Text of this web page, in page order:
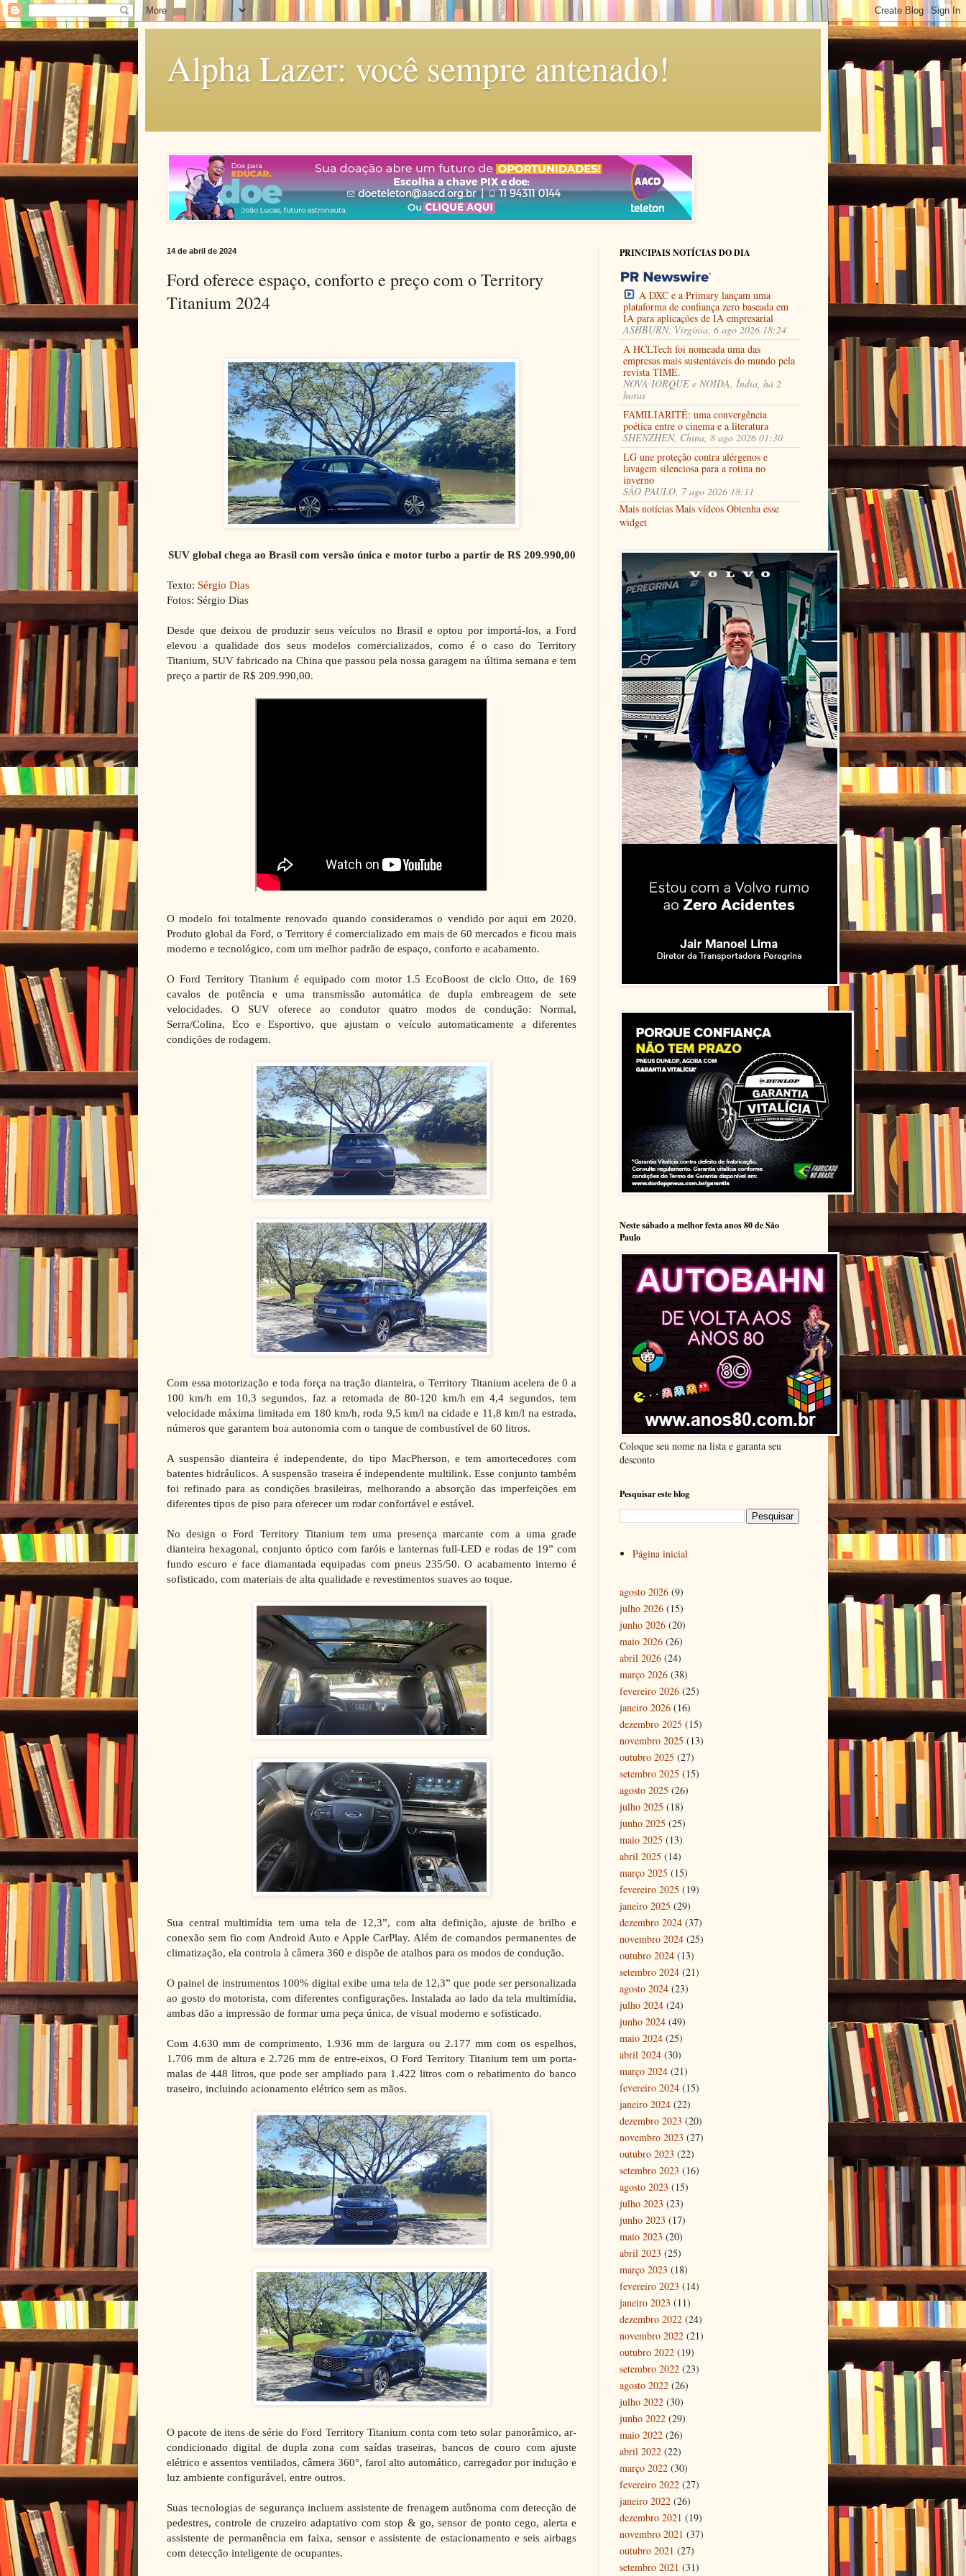
Alpha Lazer: você sempre antenado!
14 de abril de 2024
Ford oferece espaço, conforto e preço com o Territory
Titanium 2024
SUV global chega ao Brasil com versão única e motor turbo a partir de R$ 209.990,00
Texto: Sérgio Dias
Fotos: Sérgio Dias
Desde que deixou de produzir seus veículos no Brasil e optou por importá-los, a Ford
elevou a qualidade dos seus modelos comercializados, como é o caso do Territory
Titanium, SUV fabricado na China que passou pela nossa garagem na última semana e tem
preço a partir de R$ 209.990,00.
O modelo foi totalmente renovado quando consideramos o vendido por aqui em 2020.
Produto global da Ford, o Territory é comercializado em mais de 60 mercados e ficou mais
moderno e tecnológico, com um melhor padrão de espaço, conforto e acabamento.
O Ford Territory Titanium é equipado com motor 1.5 EcoBoost de ciclo Otto, de 169
cavalos de potência e uma transmissão automática de dupla embreagem de sete
velocidades. O SUV oferece ao condutor quatro modos de condução: Normal,
Serra/Colina, Eco e Esportivo, que ajustam o veículo automaticamente a diferentes
condições de rodagem.
Com essa motorização e toda força na tração dianteira, o Territory Titanium acelera de 0 a
100 km/h em 10,3 segundos, faz a retomada de 80-120 km/h em 4,4 segundos, tem
velocidade máxima limitada em 180 km/h, roda 9,5 km/l na cidade e 11,8 km/l na estrada,
números que garantem boa autonomia com o tanque de combustível de 60 litros.
A suspensão dianteira é independente, do tipo MacPherson, e tem amortecedores com
batentes hidráulicos. A suspensão traseira é independente multilink. Esse conjunto também
foi refinado para as condições brasileiras, melhorando a absorção das imperfeições em
diferentes tipos de piso para oferecer um rodar confortável e estável.
No design o Ford Territory Titanium tem uma presença marcante com a uma grade
dianteira hexagonal, conjunto óptico com faróis e lanternas full-LED e rodas de 19” com
fundo escuro e face diamantada equipadas com pneus 235/50. O acabamento interno é
sofisticado, com materiais de alta qualidade e revestimentos suaves ao toque.
Sua central multimídia tem uma tela de 12,3”, com alta definição, ajuste de brilho e
conexão sem fio com Android Auto e Apple CarPlay. Além de comandos permanentes de
climatização, ela controla à câmera 360 e dispõe de atalhos para os modos de condução.
O painel de instrumentos 100% digital exibe uma tela de 12,3” que pode ser personalizada
ao gosto do motorista, com diferentes configurações. Instalada ao lado da tela multimídia,
ambas dão a impressão de formar uma peça única, de visual moderno e sofisticado.
Com 4.630 mm de comprimento, 1.936 mm de largura ou 2.177 mm com os espelhos,
1.706 mm de altura e 2.726 mm de entre-eixos, O Ford Territory Titanium tem um porta-
malas de 448 litros, que pode ser ampliado para 1.422 litros com o rebatimento do banco
traseiro, incluindo acionamento elétrico sem as mãos.
O pacote de itens de série do Ford Territory Titanium conta com teto solar panorâmico, ar-
condicionado digital de dupla zona com saídas traseiras, bancos de couro com ajuste
elétrico e assentos ventilados, câmera 360°, farol alto automático, carregador por indução e
luz ambiente configurável, entre outros.
Suas tecnologias de segurança incluem assistente de frenagem autônoma com detecção de
pedestres, controle de cruzeiro adaptativo com stop & go, sensor de ponto cego, alerta e
assistente de permanência em faixa, sensor e assistente de estacionamento e seis airbags
com detecção inteligente de ocupantes.
PRINCIPAIS NOTÍCIAS DO DIA
A DXC e a Primary lançam uma
plataforma de confiança zero baseada em
IA para aplicações de IA empresarial
ASHBURN, Virgínia, 6 ago 2026 18:24
A HCLTech foi nomeada uma das
empresas mais sustentáveis do mundo pela
revista TIME.
NOVA IORQUE e NOIDA, Índia, há 2
horas
FAMILIARITÉ: uma convergência
poética entre o cinema e a literatura
SHENZHEN, China, 8 ago 2026 01:30
LG une proteção contra alérgenos e
lavagem silenciosa para a rotina no
inverno
SÃO PAULO, 7 ago 2026 18:11
Mais notícias Mais vídeos Obtenha esse
widget
Neste sábado a melhor festa anos 80 de São
Paulo
Coloque seu nome na lista e garanta seu
desconto
Pesquisar este blog
Página inicial
agosto 2026 (9)
julho 2026 (15)
junho 2026 (20)
maio 2026 (26)
abril 2026 (24)
março 2026 (38)
fevereiro 2026 (25)
janeiro 2026 (16)
dezembro 2025 (15)
novembro 2025 (13)
outubro 2025 (27)
setembro 2025 (15)
agosto 2025 (26)
julho 2025 (18)
junho 2025 (25)
maio 2025 (13)
abril 2025 (14)
março 2025 (15)
fevereiro 2025 (19)
janeiro 2025 (29)
dezembro 2024 (37)
novembro 2024 (25)
outubro 2024 (13)
setembro 2024 (21)
agosto 2024 (23)
julho 2024 (24)
junho 2024 (49)
maio 2024 (25)
abril 2024 (30)
março 2024 (21)
fevereiro 2024 (15)
janeiro 2024 (22)
dezembro 2023 (20)
novembro 2023 (27)
outubro 2023 (22)
setembro 2023 (16)
agosto 2023 (15)
julho 2023 (23)
junho 2023 (17)
maio 2023 (20)
abril 2023 (25)
março 2023 (18)
fevereiro 2023 (14)
janeiro 2023 (11)
dezembro 2022 (24)
novembro 2022 (21)
outubro 2022 (19)
setembro 2022 (23)
agosto 2022 (26)
julho 2022 (30)
junho 2022 (29)
maio 2022 (26)
abril 2022 (22)
março 2022 (30)
fevereiro 2022 (27)
janeiro 2022 (26)
dezembro 2021 (19)
novembro 2021 (37)
outubro 2021 (27)
setembro 2021 (31)